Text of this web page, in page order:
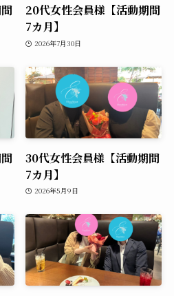
20代女性会員様【活動期間
7カ月】
2026年7月30日
30代女性会員様【活動期間
7カ月】
2026年5月9日